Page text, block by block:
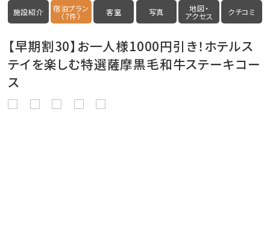
施設紹介 宿泊プラン
（7件） 客室 写真 地図・
アクセス クチコミ
【早期割30】お一人様1000円引き！ホテルス
テイを楽しむ特選薩摩黒毛和牛ステーキコー
ス